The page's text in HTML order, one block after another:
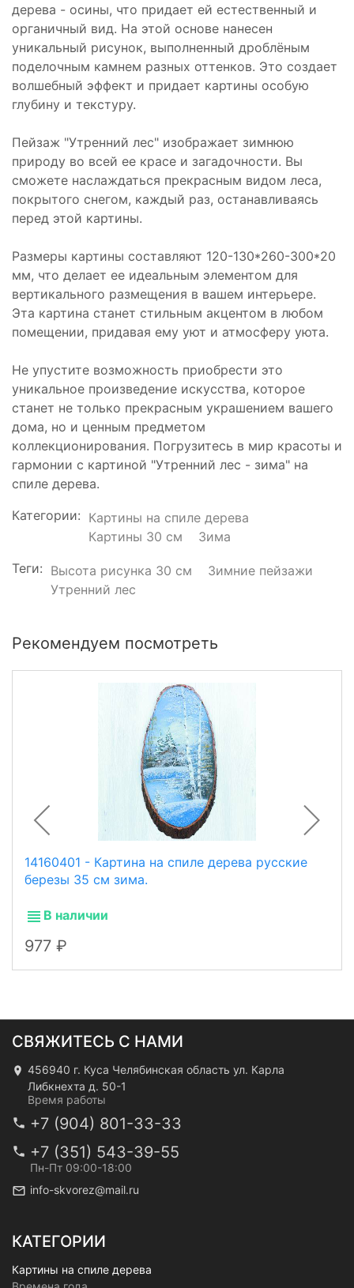
дерева - осины, что придает ей естественный и
органичный вид. На этой основе нанесен
уникальный рисунок, выполненный дроблёным
поделочным камнем разных оттенков. Это создает
волшебный эффект и придает картины особую
глубину и текстуру.
Пейзаж "Утренний лес" изображает зимнюю
природу во всей ее красе и загадочности. Вы
сможете наслаждаться прекрасным видом леса,
покрытого снегом, каждый раз, останавливаясь
перед этой картины.
Размеры картины составляют 120-130*260-300*20
мм, что делает ее идеальным элементом для
вертикального размещения в вашем интерьере.
Эта картина станет стильным акцентом в любом
помещении, придавая ему уют и атмосферу уюта.
Не упустите возможность приобрести это
уникальное произведение искусства, которое
станет не только прекрасным украшением вашего
дома, но и ценным предметом
коллекционирования. Погрузитесь в мир красоты и
гармонии с картиной "Утренний лес - зима" на
спиле дерева.
Категории: Картины на спиле дерева
Картины 30 см
Зима
Теги: Высота рисунка 30 см
Зимние пейзажи
Утренний лес
Рекомендуем посмотреть
14160401 - Картина на спиле дерева русские
березы 35 см зима.
В наличии
977
СВЯЖИТЕСЬ С НАМИ
456940 г. Куса Челябинская область ул. Карла
Либкнехта д. 50-1
Время работы
+7 (904) 801-33-33
+7 (351) 543-39-55
Пн-Пт 09:00-18:00
info-skvorez@mail.ru
КАТЕГОРИИ
Картины на спиле дерева